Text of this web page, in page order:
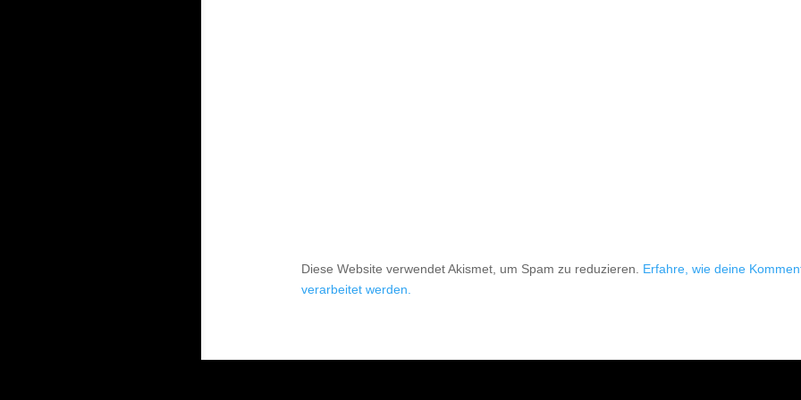
Diese Website verwendet Akismet, um Spam zu reduzieren. Erfahre, wie deine
verarbeitet werden.